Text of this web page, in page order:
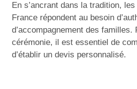
En s’ancrant dans la tradition,
France répondent au besoin
d’accompagnement des familles.
cérémonie, il est essentiel de
d’établir un devis personnalisé.